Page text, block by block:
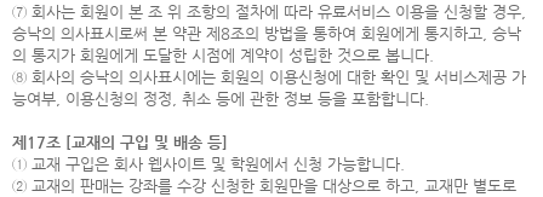
⑦ 회사는 회원이 본 조 위 조항의 절차에 따라 유료서비스 이용을 신청할 경우,
승낙의 의사표시로써 본 약관 제8조의 방법을 통하여 회원에게 통지하고, 승낙
의 통지가 회원에게 도달한 시점에 계약이 성립한 것으로 봅니다.
⑧ 회사의 승낙의 의사표시에는 회원의 이용신청에 대한 확인 및 서비스제공 가
능여부, 이용신청의 정정, 취소 등에 관한 정보 등을 포함합니다.
제17조 [교재의 구입 및 배송 등]
① 교재 구입은 회사 웹사이트 및 학원에서 신청 가능합니다.
② 교재의 판매는 강좌를 수강 신청한 회원만을 대상으로 하고, 교재만 별도로